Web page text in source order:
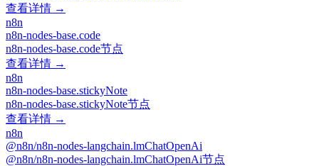
查看详情 →
n8n
n8n-nodes-base.code
n8n-nodes-base.code节点
查看详情 →
n8n
n8n-nodes-base.stickyNote
n8n-nodes-base.stickyNote节点
查看详情 →
n8n
@n8n/n8n-nodes-langchain.lmChatOpenAi
@n8n/n8n-nodes-langchain.lmChatOpenAi节点